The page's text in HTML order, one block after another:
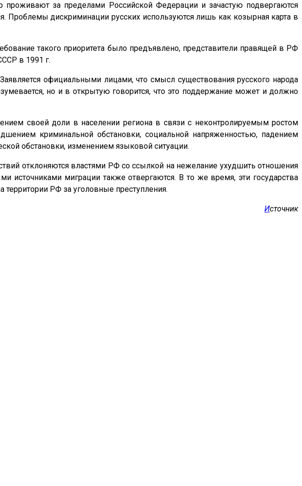
за пределами Российской Федерации и зачастую подвергаются
Проблемы дискриминации русских используются лишь как козырная карта в
такого приоритета было предъявлено, представители правящей в РФ
в 1991 г.
официальными лицами, что смысл существования русского народа
но и в открытую говорится, что это поддержание может и должно
своей доли в населении региона в связи с неконтролируемым ростом
криминальной обстановки, социальной напряженностью, падением
обстановки, изменением языковой ситуации.
отклоняются властями РФ со ссылкой на нежелание ухудшить отношения
миграции также отвергаются. В то же время, эти государства
РФ за уголовные преступления.
Источник